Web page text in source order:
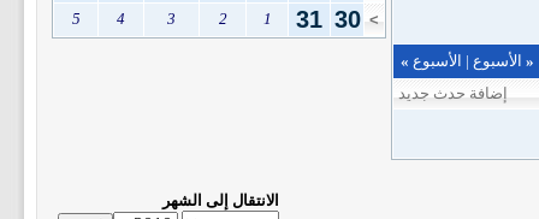
« الأسبوع | الأسبوع »
إضافة حدث جديد
>
30
31
1
2
3
4
5
الانتقال إلى الشهر